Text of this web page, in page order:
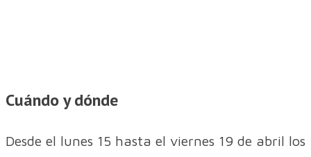
Cuándo y dónde
Desde el lunes 15 hasta el viernes 19 de abril los